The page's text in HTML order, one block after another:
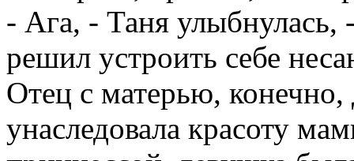
- Ага, - Таня улыбнулась,
решил устроить себе
Отец с матерью, конечно,
унаследовала красоту